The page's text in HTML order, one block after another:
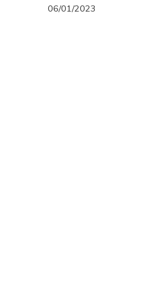
06/01/2023